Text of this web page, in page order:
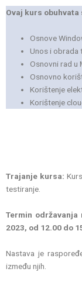
Ovaj kurs
Osnove
Unos i obrada
Osnovni rad u
Osnovno
Korištenje
Korištenje
Trajanje kursa:
testiranje.
Termin održavanja
2023, od 12.00 do
Nastava je
između njih.